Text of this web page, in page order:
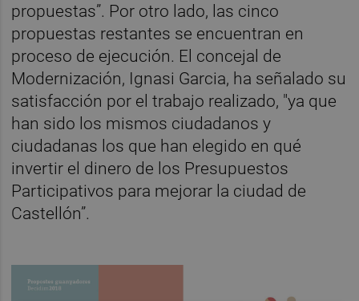
propuestas”. Por otro lado, las cinco
propuestas restantes se encuentran en
proceso de ejecución. El concejal de
Modernización, Ignasi Garcia, ha señalado su
satisfacción por el trabajo realizado, "ya que
han sido los mismos ciudadanos y
ciudadanas los que han elegido en qué
invertir el dinero de los Presupuestos
Participativos para mejorar la ciudad de
Castellón”.